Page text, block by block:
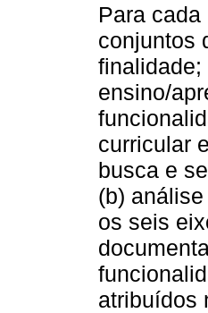
Para
conjuntos
finalidade;
ensino/
curricular
busca e
(b)
os seis
atribuídos